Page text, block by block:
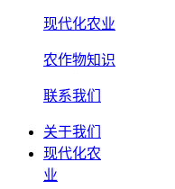
现代化农业
农作物知识
联系我们
关于我们
现代化农
业